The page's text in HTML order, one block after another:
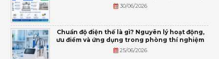
30/06/2026
Chuẩn độ điện thế là gì? Nguyên lý hoạt động,
ưu điểm và ứng dụng trong phòng thí nghiệm
25/06/2026